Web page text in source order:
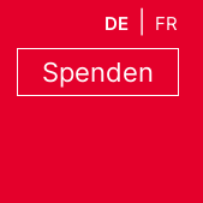
DE FR
Spenden